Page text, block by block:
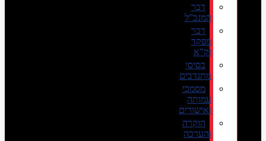
דבר
המנכ”ל
דבר
מפקד
זק”א
בסיסי
מתנדבים
מסמכי
עמותה
ואישורים
הוקרה
והערכה